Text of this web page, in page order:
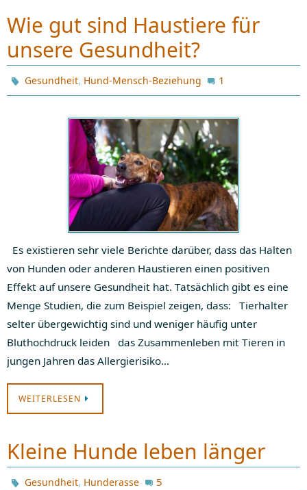
Wie gut sind Haustiere für
unsere Gesundheit?
Gesundheit, Hund-Mensch-Beziehung 1
Es existieren sehr viele Berichte darüber, dass das Halten
von Hunden oder anderen Haustieren einen positiven
Effekt auf unsere Gesundheit hat. Tatsächlich gibt es eine
Menge Studien, die zum Beispiel zeigen, dass: Tierhalter
selter übergewichtig sind und weniger häufig unter
Bluthochdruck leiden das Zusammenleben mit Tieren in
jungen Jahren das Allergierisiko…
WEITERLESEN
Kleine Hunde leben länger
Gesundheit, Hunderasse 5